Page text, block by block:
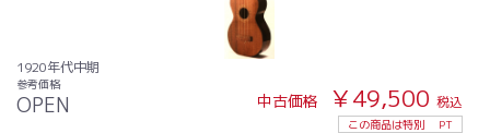
1920年代中期
参考価格
OPEN 中古価格 ￥49,500 税込
この商品は特別
PT